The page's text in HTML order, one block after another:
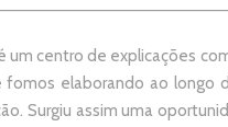
um centro de explicações
elaborando ao longo
Surgiu assim uma